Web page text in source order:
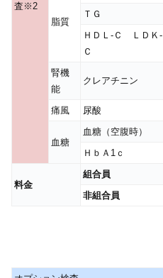
査※2
脂質
ＴＧ
ＨＤＬ‐Ｃ ＬＤＫ‐
Ｃ
腎機
能
クレアチニン
痛風 尿酸
血糖
血糖（空腹時）
ＨｂＡ1ｃ
料金
組合員
非組合員